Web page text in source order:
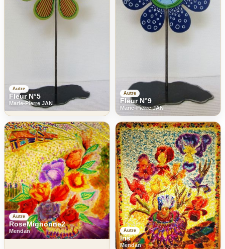
Autre
Fleur N°5
Marie-Pierre JAN
Autre
Fleur N°9
Marie-Pierre JAN
Autre
RoseMignonne2
Mendan Autre
Iris
Mendan